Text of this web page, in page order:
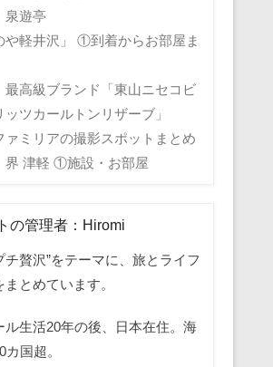
泉遊亭
や軽井沢」 ①到着からお部屋ま
最高級ブランド「東山ニセコビ
ッツカールトンリザーブ」
ァミリアの撮影スポットまとめ
界 津軽 ①施設・お部屋
の管理者：Hiromi
チ贅沢”をテーマに、旅とライフ
とめています。
ル生活20年の後、日本在住。海
国超。